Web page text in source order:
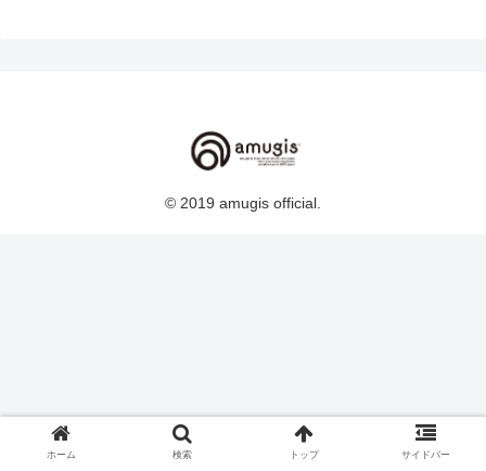
© 2019 amugis official.
ホーム 検索 トップ サイドバー